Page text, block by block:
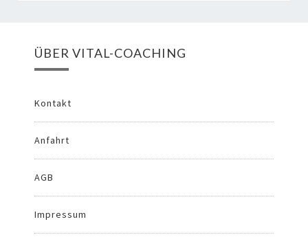
ÜBER VITAL-COACHING
Kontakt
Anfahrt
AGB
Impressum